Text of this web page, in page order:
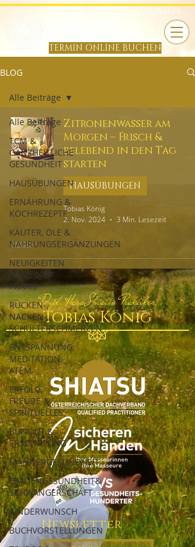
HARA SHIATSU PRAXIS WIEN
TERMIN ONLINE BUCHEN
BLOG
Alle Beiträge
TCM &
GANZHEITLICHE
GESUNDHEIT
HAUSÜBUNGEN
ERNÄHRUNG &
KOCHREZEPTE
KÄUTER, ÖLE &
NAHRUNGSERGÄNZUNGEN
NEUIGKEITEN
IN MEINER
PRAXIS
RÜCKEN-,
NACKEN-,
SCHULTERSCHMERZEN
ENTSPANNUNG,
MEDITATION,
ATEM
ERFOLG,
FREUDE &
SPIRITUELLES
BUNOUT &
ERSCHÖPUNG
MÄNNERGESUNDHEIT
FRAUENGESUNDHEIT&
SCHWANGERSCHAFT
KINDERWUNSCH
BUCHVORSTELLUNGEN
Alle Beiträge
Zitronenwasser am
Morgen – Frisch &
belebend in den Tag
starten
HAUSÜBUNGEN
Tobias König
2. Nov. 2024
3 Min. Lesezeit
Dipl. Hara Shiatsu Praktiker
Tobias König
Newsletter